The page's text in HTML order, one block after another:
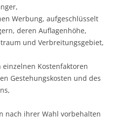
Werbung, aufgeschlüsselt
deren Auflagenhöhe,
und Verbreitungsgebiet,
einzelnen Kostenfaktoren
Gestehungskosten und des
nach ihrer Wahl vorbehalten